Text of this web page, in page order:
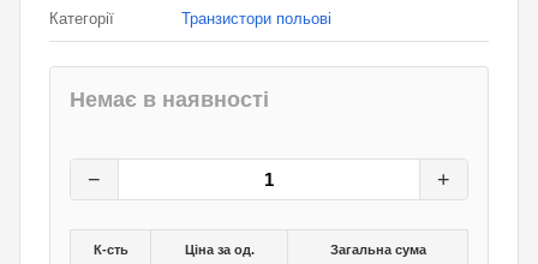
Категорії Транзистори польові
Немає в наявності
− +
К-сть Ціна за од. Загальна сума